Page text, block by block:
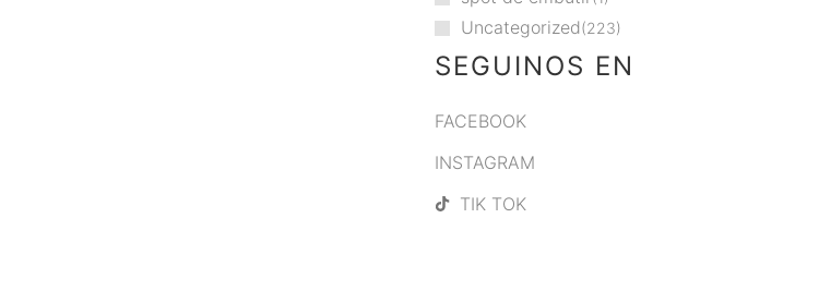
Uncategorized 223
SEGUINOS EN
FACEBOOK
INSTAGRAM
TIK TOK